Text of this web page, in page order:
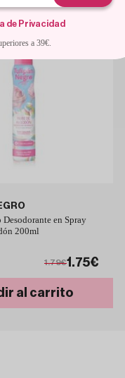
en Spray
200ml
1.79€1.75€
al carrito
de Privacidad
a 39€.